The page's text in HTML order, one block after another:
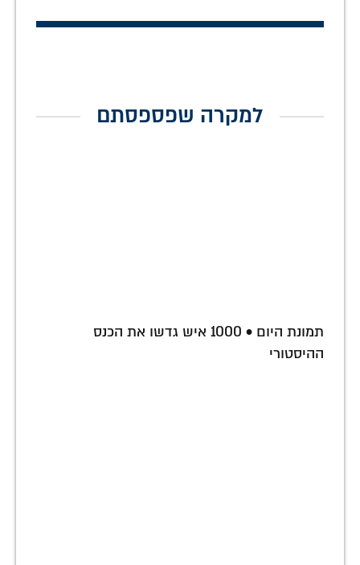
למקרה שפספסתם
תמונת היום • 1000 איש גדשו את הכנס
ההיסטורי